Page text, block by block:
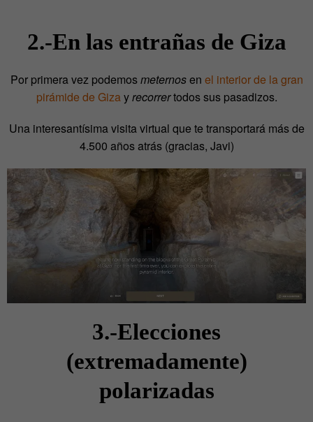
2.-En las entrañas de Giza
Por primera vez podemosmeternosen el interior de la gran
pirámide de Gizayrecorrertodos sus pasadizos.
Una interesantísima visita virtual que te transportará más de
4.500 años atrás (gracias, Javi)
3.-Elecciones
(extremadamente)
polarizadas